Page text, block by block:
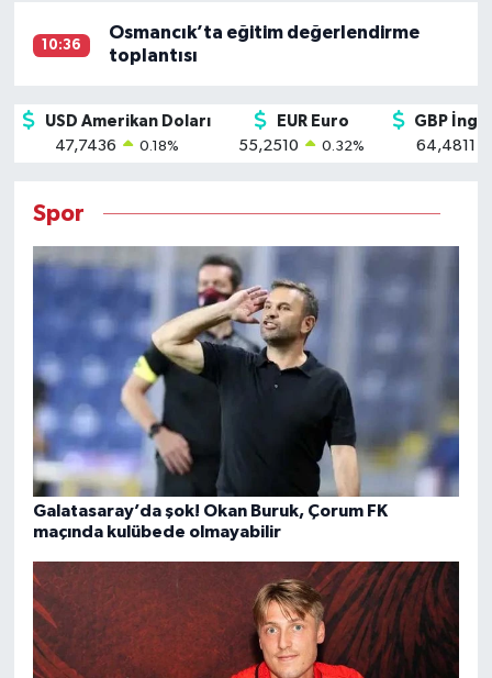
10:36
Osmancık’ta eğitim değerlendirme
toplantısı
USD Amerikan Doları
47,7436
0.18%
EUR Euro
55,2510
0.32%
GBP
64,4811
Spor
Galatasaray’da şok! Okan Buruk, Çorum FK
maçında kulübede olmayabilir